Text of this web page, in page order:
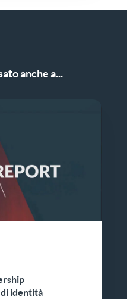
anche a...
identità